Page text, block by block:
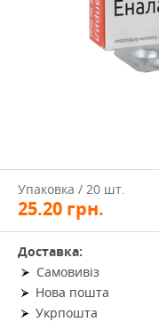
Упаковка / 20 шт.
25.20 грн.
Доставка:
Самовивіз
Нова пошта
Укрпошта